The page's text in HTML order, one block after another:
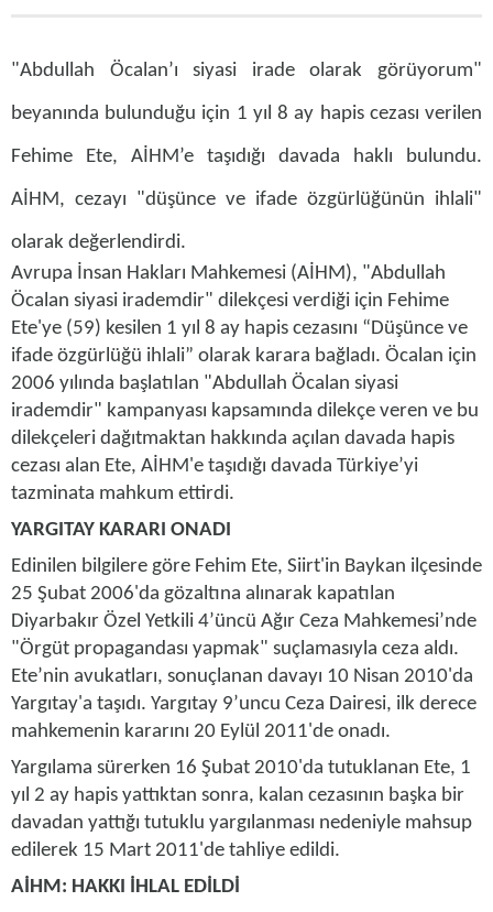
"Abdullah Öcalan’ı siyasi irade olarak görüyorum"
beyanında bulunduğu için 1 yıl 8 ay hapis cezası verilen
Fehime Ete, AİHM’e taşıdığı davada haklı bulundu.
AİHM, cezayı "düşünce ve ifade özgürlüğünün ihlali"
olarak değerlendirdi.
Avrupa İnsan Hakları Mahkemesi (AİHM), "Abdullah
Öcalan siyasi irademdir" dilekçesi verdiği için Fehime
Ete'ye (59) kesilen 1 yıl 8 ay hapis cezasını “Düşünce ve
ifade özgürlüğü ihlali” olarak karara bağladı. Öcalan için
2006 yılında başlatılan "Abdullah Öcalan siyasi
irademdir" kampanyası kapsamında dilekçe veren ve bu
dilekçeleri dağıtmaktan hakkında açılan davada hapis
cezası alan Ete, AİHM'e taşıdığı davada Türkiye’yi
tazminata mahkum ettirdi.
YARGITAY KARARI ONADI
Edinilen bilgilere göre Fehim Ete, Siirt'in Baykan ilçesinde
25 Şubat 2006'da gözaltına alınarak kapatılan
Diyarbakır Özel Yetkili 4’üncü Ağır Ceza Mahkemesi’nde
"Örgüt propagandası yapmak" suçlamasıyla ceza aldı.
Ete’nin avukatları, sonuçlanan davayı 10 Nisan 2010'da
Yargıtay'a taşıdı. Yargıtay 9’uncu Ceza Dairesi, ilk derece
mahkemenin kararını 20 Eylül 2011'de onadı.
Yargılama sürerken 16 Şubat 2010'da tutuklanan Ete, 1
yıl 2 ay hapis yattıktan sonra, kalan cezasının başka bir
davadan yattığı tutuklu yargılanması nedeniyle mahsup
edilerek 15 Mart 2011'de tahliye edildi.
AİHM: HAKKI İHLAL EDİLDİ